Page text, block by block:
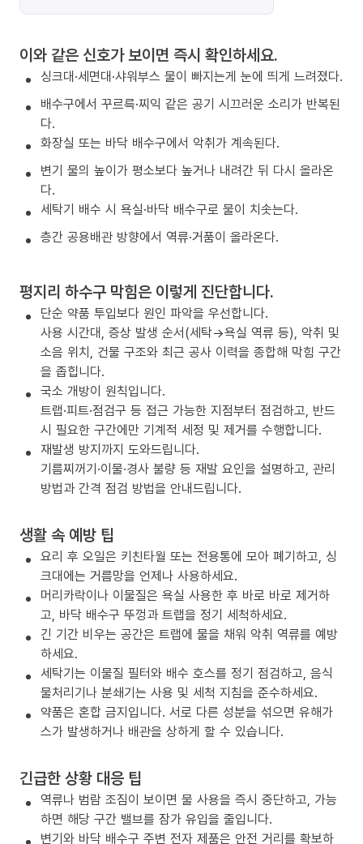
이와 같은 신호가 보이면 즉시 확인하세요.
싱크대·세면대·샤워부스 물이 빠지는게 눈에 띄게 느려졌다.
배수구에서 꾸르륵·찌익 같은 공기 시끄러운 소리가 반복된
다.
화장실 또는 바닥 배수구에서 악취가 계속된다.
변기 물의 높이가 평소보다 높거나 내려간 뒤 다시 올라온
다.
세탁기 배수 시 욕실·바닥 배수구로 물이 치솟는다.
층간 공용배관 방향에서 역류·거품이 올라온다.
평지리 하수구 막힘은 이렇게 진단합니다.
단순 약품 투입보다 원인 파악을 우선합니다.
사용 시간대, 증상 발생 순서(세탁→욕실 역류 등), 악취 및
소음 위치, 건물 구조와 최근 공사 이력을 종합해 막힘 구간
을 좁힙니다.
국소 개방이 원칙입니다.
트랩·피트·점검구 등 접근 가능한 지점부터 점검하고, 반드
시 필요한 구간에만 기계적 세정 및 제거를 수행합니다.
재발생 방지까지 도와드립니다.
기름찌꺼기·이물·경사 불량 등 재발 요인을 설명하고, 관리
방법과 간격 점검 방법을 안내드립니다.
생활 속 예방 팁
요리 후 오일은 키친타월 또는 전용통에 모아 폐기하고, 싱
크대에는 거름망을 언제나 사용하세요.
머리카락이나 이물질은 욕실 사용한 후 바로 바로 제거하
고, 바닥 배수구 뚜껑과 트랩을 정기 세척하세요.
긴 기간 비우는 공간은 트랩에 물을 채워 악취 역류를 예방
하세요.
세탁기는 이물질 필터와 배수 호스를 정기 점검하고, 음식
물처리기나 분쇄기는 사용 및 세척 지침을 준수하세요.
약품은 혼합 금지입니다. 서로 다른 성분을 섞으면 유해가
스가 발생하거나 배관을 상하게 할 수 있습니다.
긴급한 상황 대응 팁
역류나 범람 조짐이 보이면 물 사용을 즉시 중단하고, 가능
하면 해당 구간 밸브를 잠가 유입을 줄입니다.
변기와 바닥 배수구 주변 전자 제품은 안전 거리를 확보하